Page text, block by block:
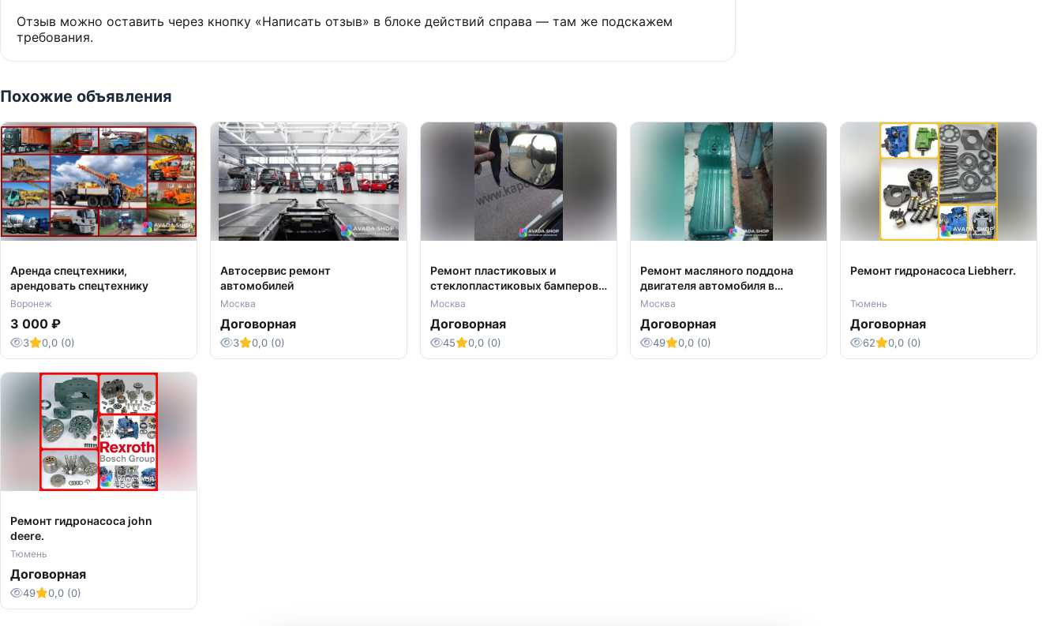
Отзыв можно оставить через кнопку «Написать отзыв» в блоке действий справа — там же подскажем
требования.
Похожие объявления
Аренда спецтехники,
арендовать спецтехнику
Воронеж
3 000 ₽
3 0,0 (0)
Автосервис ремонт
автомобилей
Москва
Договорная
3 0,0 (0)
Ремонт пластиковых и
стеклопластиковых бамперов
автомобилей, грузовиков
Москва
Договорная
45 0,0 (0)
Ремонт масляного поддона
двигателя автомобиля в
Москве
Москва
Договорная
49 0,0 (0)
Ремонт гидронасоса Liebherr.
Тюмень
Договорная
62 0,0 (0)
Ремонт гидронасоса john
deere.
Тюмень
Договорная
49 0,0 (0)